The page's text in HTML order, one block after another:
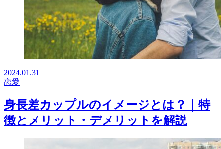
2024.01.31
恋愛
身長差カップルのイメージとは？｜特
徴とメリット・デメリットを解説